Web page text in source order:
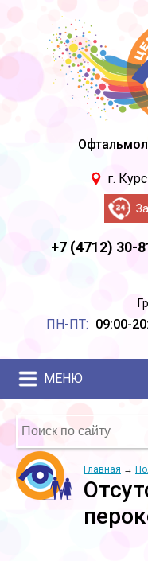
ПН-ПТ: 09:00-
г.
+7 (4712) 30-
МЕНЮ
Главная →